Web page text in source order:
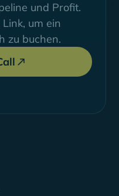
und Profit.
um ein
zu buchen.